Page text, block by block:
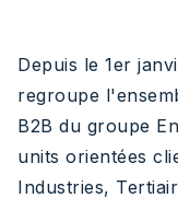
Depuis le 1er
regroupe
B2B du groupe
units orientées
Industries,